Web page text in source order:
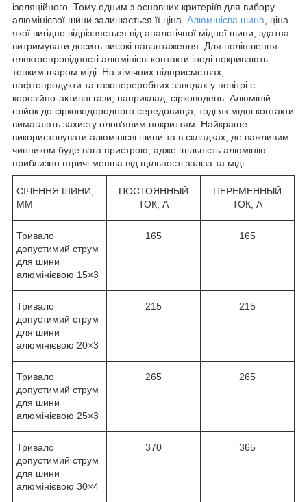
ізоляційного. Тому одним з основних критеріїв для вибору
алюмінієвої шини залишається її ціна. Алюмінієва шина , ціна
якої вигідно відрізняється від аналогічної мідної шини, здатна
витримувати досить високі навантаження. Для поліпшення
електропровідності алюмінієві контакти іноді покривають
тонким шаром міді. На хімічних підприємствах,
нафтопродукти та газопереробних заводах у повітрі є
корозійно-активні гази, наприклад, сірководень. Алюміній
стійок до сірководородного середовища, тоді як мідні контакти
вимагають захисту олов'яним покриттям. Найкраще
використовувати алюмінієві шини та в складках, де важливим
чинником буде вага пристрою, адже щільність алюмінію
приблизно втричі менша від щільності заліза та міді.
СІЧЕННЯ ШИНИ,
ММ
ПОСТОЯННЫЙ
ТОК, А
ПЕРЕМЕННЫЙ
ТОК, А
Тривало
допустимий струм
для шини
алюмінієвою 15×3
165 165
Тривало
допустимий струм
для шини
алюмінієвою 20×3
215 215
Тривало
допустимий струм
для шини
алюмінієвою 25×3
265 265
Тривало
допустимий струм
для шини
алюмінієвою 30×4
370 365